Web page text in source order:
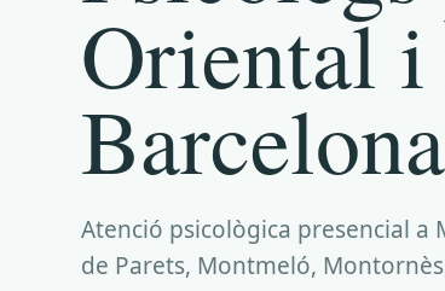
Oriental i
Barcelona
Atenció psicològica presencial
de Parets, Montmeló,